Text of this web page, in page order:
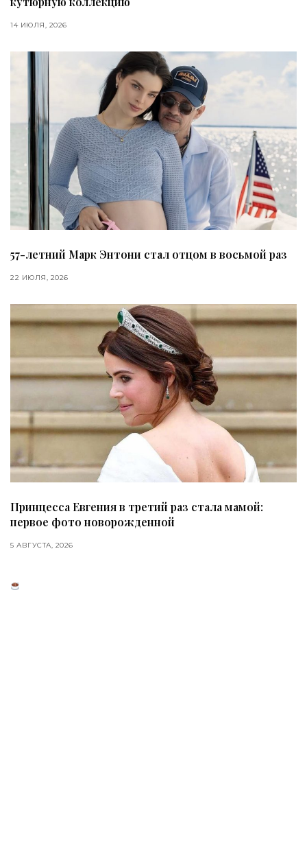
14 ИЮЛЯ, 2026
57-летний Марк Энтони стал отцом в восьмой раз
22 ИЮЛЯ, 2026
Принцесса Евгения в третий раз стала мамой:
первое фото новорожденной
5 АВГУСТА, 2026